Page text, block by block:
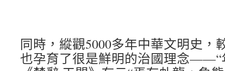
同時，縱觀5000多年中華文明史，
也孕育了很是鮮明的治國理念——“